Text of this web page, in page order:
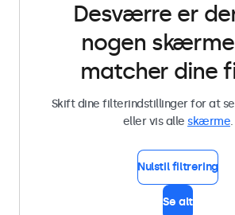
Desværre er
nogen
matcher dine
Skift dine filterindstillinger for at
eller vis alle skærme.
Nulstil filtrering
Se alt